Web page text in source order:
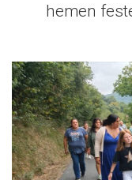
hemen